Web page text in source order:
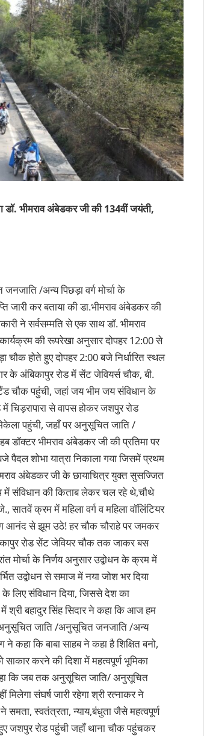
डॉ. भीमराव अंबेडकर जी की 134वीं जयंती,
/अन्य पिछड़ा वर्ग मोर्चा के
जारी कर बताया की डा.भीमराव अंबेडकर की
ने सर्वसम्मति से एक साथ डॉ. भीमराव
की रूपरेखा अनुसार दोपहर 12:00 से
चौक होते हुए दोपहर 2:00 बजे निर्धारित स्थल
के अंबिकापुर रोड में सेंट जेवियर्स चौक, बी.
चौक पहुंची, जहां जय भीम जय संविधान के
से वापस होकर जशपुर रोड
पहुंची, जहाँ पर अनुसूचित जाति /
डॉक्टर भीमराव अंबेडकर जी की प्रतिमा पर
पैदल शोभा यात्रा निकाला गया जिसमें प्रथम
अंबेडकर जी के छायाचित्र युक्त सुसज्जित
में संविधान की किताब लेकर चल रहे थे,चौथे
क्रम में महिला वर्ग व महिला वॉलिंटियर
आनंद से झूम उठे! हर चौक चौराहे पर जमकर
रोड सेंट जेवियर चौक तक जाकर बस
मोर्चा के निर्णय अनुसार उद्बोधन के क्रम में
उद्बोधन से समाज में नया जोश भर दिया
के लिए संविधान दिया, जिससे देश का
में श्री बहादुर सिंह सिदार ने कहा कि आज हम
अनुसूचित जाति /अनुसूचित जनजाति /अन्य
कहा कि बाबा साहब ने कहा है शिक्षित बनो,
साकार करने की दिशा में महत्वपूर्ण भूमिका
कि जब तक अनुसूचित जाति/ अनुसूचित
संघर्ष जारी रहेगा श्री रत्नाकर ने
समता, स्वतंत्रता, न्याय,बंधुता जैसे महत्वपूर्ण
जशपुर रोड पहुंची जहाँ थाना चौक पहुंचकर